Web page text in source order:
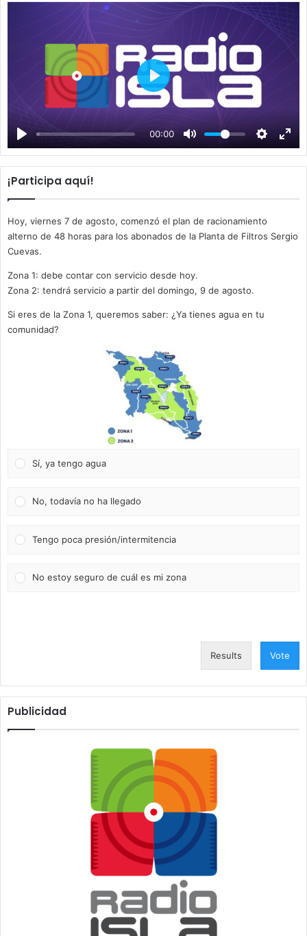
00:00
P
y
¡Participa aquí!
Hoy, viernes 7 de agosto, comenzó el plan de racionamiento
alterno de 48 horas para los abonados de la Planta de Filtros Sergio
Cuevas.
Zona 1: debe contar con servicio desde hoy.
Zona 2: tendrá servicio a partir del domingo, 9 de agosto.
Si eres de la Zona 1, queremos saber: ¿Ya tienes agua en tu
comunidad?
Sí, ya tengo agua
No, todavía no ha llegado
Tengo poca presión/intermitencia
No estoy seguro de cuál es mi zona
Results Vote
Publicidad